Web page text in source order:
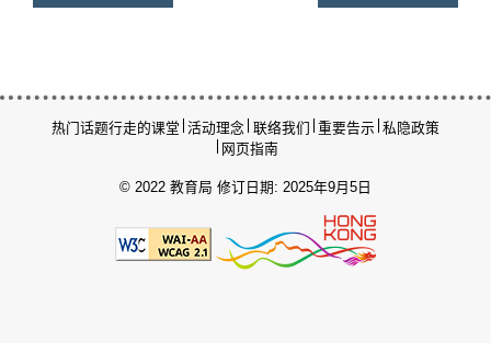
热门话题行走的课堂 活动理念 联络我们 重要告示 私隐政策
网页指南
© 2022 教育局 修订日期: 2025年9月5日